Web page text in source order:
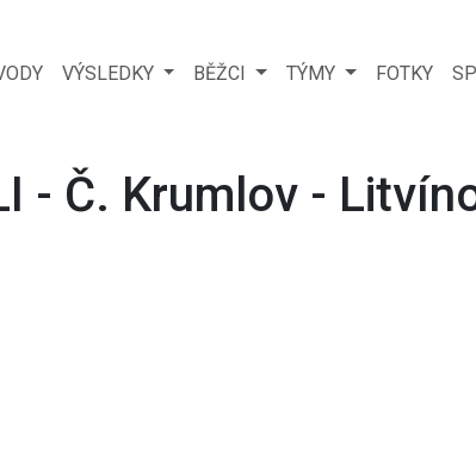
VÝSLEDKY BĚŽCI TÝMY FOTKY
- Č. Krumlov -